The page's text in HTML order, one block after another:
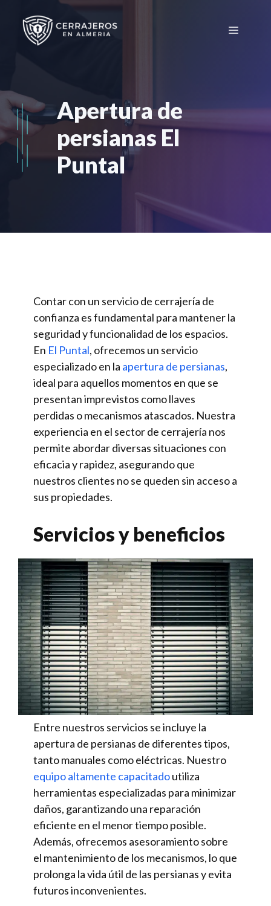
contenido
Menú
Apertura de
persianas El
Puntal
Contar con un servicio de cerrajería de
confianza es fundamental para mantener la
seguridad y funcionalidad de los espacios.
En El Puntal, ofrecemos un servicio
especializado en la apertura de persianas,
ideal para aquellos momentos en que se
presentan imprevistos como llaves
perdidas o mecanismos atascados. Nuestra
experiencia en el sector de cerrajería nos
permite abordar diversas situaciones con
eficacia y rapidez, asegurando que
nuestros clientes no se queden sin acceso a
sus propiedades.
Servicios y beneficios
Entre nuestros servicios se incluye la
apertura de persianas de diferentes tipos,
tanto manuales como eléctricas. Nuestro
equipo altamente capacitadoutiliza
herramientas especializadas para minimizar
daños, garantizando una reparación
eficiente en el menor tiempo posible.
Además, ofrecemos asesoramiento sobre
el mantenimiento de los mecanismos, lo que
prolonga la vida útil de las persianas y evita
futuros inconvenientes.